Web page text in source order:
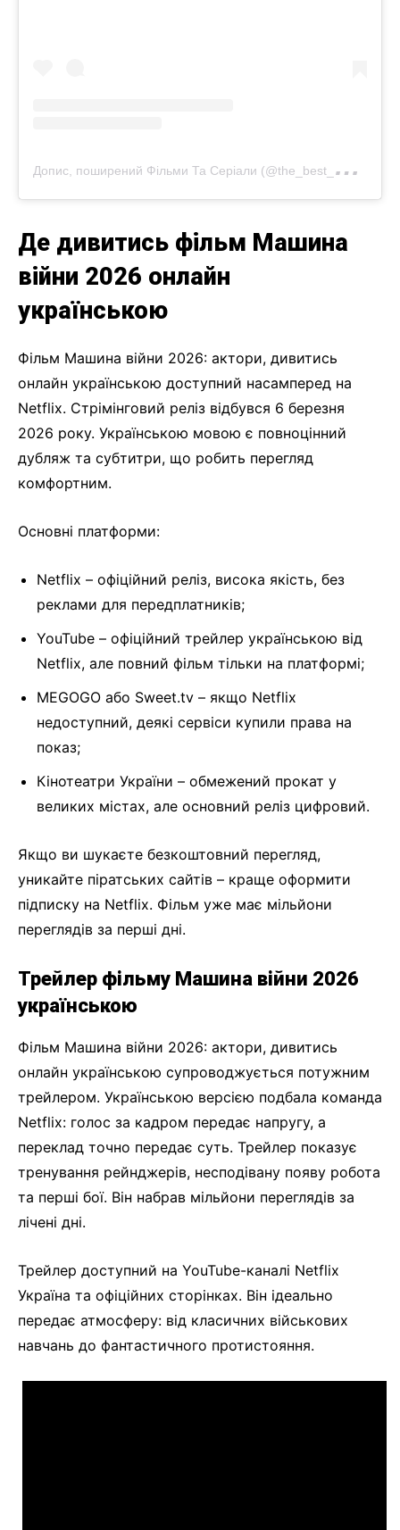
Д
опис, поширений Фільми Та Серіали (@the_best__movies___)
Де дивитись фільм Машина
війни 2026 онлайн
українською
Фільм Машина війни 2026: актори, дивитись
онлайн українською доступний насамперед на
Netflix. Стрімінговий реліз відбувся 6 березня
2026 року. Українською мовою є повноцінний
дубляж та субтитри, що робить перегляд
комфортним.
Основні платформи:
Netflix – офіційний реліз, висока якість, без
реклами для передплатників;
YouTube – офіційний трейлер українською від
Netflix, але повний фільм тільки на платформі;
MEGOGO або Sweet.tv – якщо Netflix
недоступний, деякі сервіси купили права на
показ;
Кінотеатри України – обмежений прокат у
великих містах, але основний реліз цифровий.
Якщо ви шукаєте безкоштовний перегляд,
уникайте піратських сайтів – краще оформити
підписку на Netflix. Фільм уже має мільйони
переглядів за перші дні.
Трейлер фільму Машина війни 2026
українською
Фільм Машина війни 2026: актори, дивитись
онлайн українською супроводжується потужним
трейлером. Українською версією подбала команда
Netflix: голос за кадром передає напругу, а
переклад точно передає суть. Трейлер показує
тренування рейнджерів, несподівану появу робота
та перші бої. Він набрав мільйони переглядів за
лічені дні.
Трейлер доступний на YouTube-каналі Netflix
Україна та офіційних сторінках. Він ідеально
передає атмосферу: від класичних військових
навчань до фантастичного протистояння.